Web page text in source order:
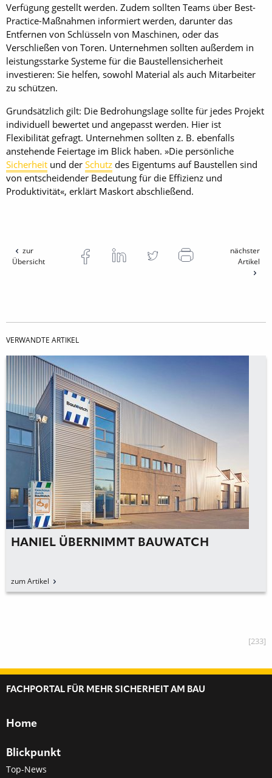
Verfügung gestellt werden. Zudem sollten Teams über Best-
Practice-Maßnahmen informiert werden, darunter das
Entfernen von Schlüsseln von Maschinen, oder das
Verschließen von Toren. Unternehmen sollten außerdem in
leistungsstarke Systeme für die Baustellensicherheit
investieren: Sie helfen, sowohl Material als auch Mitarbeiter
zu schützen.
Grundsätzlich gilt: Die Bedrohungslage sollte für jedes Projekt
individuell bewertet und angepasst werden. Hier ist
Flexibilität gefragt. Unternehmen sollten z. B. ebenfalls
anstehende Feiertage im Blick haben. »Die persönliche
Sicherheit und der Schutz des Eigentums auf Baustellen sind
von entscheidender Bedeutung für die Effizienz und
Produktivität«, erklärt Maskort abschließend.
zur
Übersicht
nächster
Artikel
VERWANDTE ARTIKEL
HANIEL ÜBERNIMMT BAUWATCH
zum Artikel
[233]
FACHPORTAL FÜR MEHR SICHERHEIT AM BAU
Home
Blickpunkt
Top-News